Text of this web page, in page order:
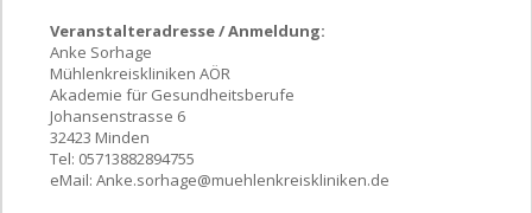
Veranstalteradresse / Anmeldung:
Anke Sorhage
Mühlenkreiskliniken AÖR
Akademie für Gesundheitsberufe
Johansenstrasse 6
32423 Minden
Tel: 05713882894755
eMail: Anke.sorhage@muehlenkreiskliniken.de